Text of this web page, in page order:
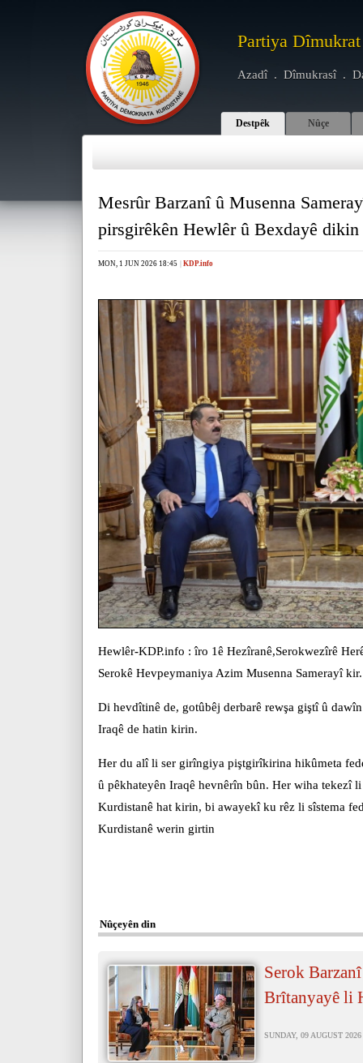
Destpêk Nûçe
Partiya
Azadî . Dîmukrasî .
Mesrûr Barzanî û Musenna
pirsgirêkên Hewlêr û Bexdayê dikin
MON, 1 JUN 2026 18:45 KDP.info
Hewlêr-KDP.info : îro 1ê Hezîranê,Serokwezîrê
Serokê Hevpeymaniya Azim Musenna Samerayî kir.
Di hevdîtinê de, gotûbêj derbarê rewşa giştî û
Iraqê de hatin kirin.
Her du alî li ser girîngiya piştgirîkirina hikûmeta
û pêkhateyên Iraqê hevnêrîn bûn. Her wiha tekezî
Kurdistanê hat kirin, bi awayekî ku rêz li sîstema
Kurdistanê werin girtin
Nûçeyên din
Serok
Brîtanyayê li
SUNDAY, 09 AUGUST